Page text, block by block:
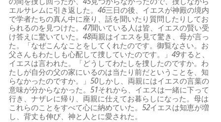
エルサレムに引き返した。46三日の後、イエスが神殿の境内
で学者たちの真ん中に座り、話を聞いたり質問したりしてお
られるのを見つけた。47聞いている人は皆、イエスの賢い受
け答えに驚いていた。48両親はイエスを見て驚き、母が言っ
た。「なぜこんなことをしてくれたのです。御覧なさい。お
父さんもわたしも心配して捜していたのです。」49すると、
イエスは言われた。「どうしてわたしを捜したのですか。わ
たしが自分の父の家にいるのは当たり前だということを、知
らなかったのですか。」50しかし、両親にはイエスの言葉の
意味が分からなかった。51それから、イエスは一緒に下って
行き、ナザレに帰り、両親に仕えてお暮らしになった。母は
これらのことをすべて心に納めていた。52イエスは知恵が増
し、背丈も伸び、神と人とに愛された。